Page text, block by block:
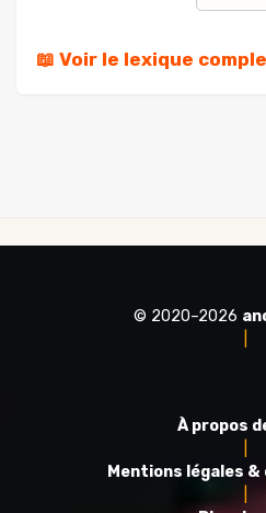
📖 Voir le lexique
© 2020–2026
À propos
Mentions légales